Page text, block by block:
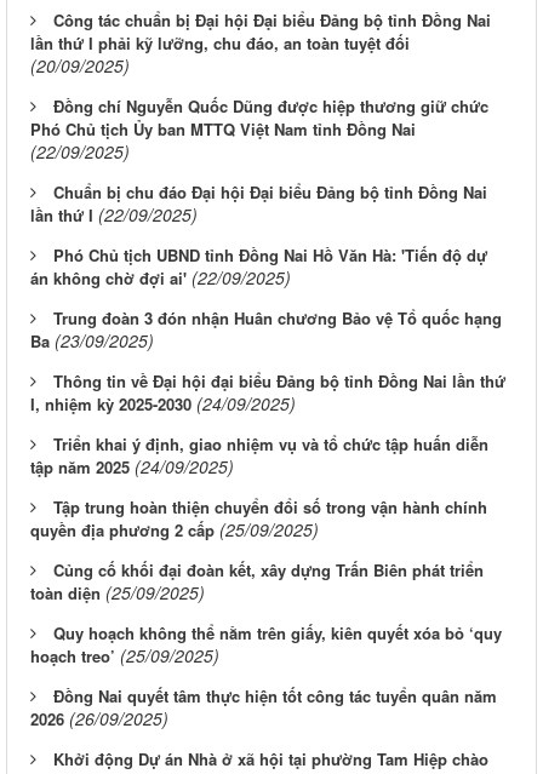
Công tác chuẩn bị Đại hội Đại biểu Đảng bộ tỉnh Đồng Nai
lần thứ I phải kỹ lưỡng, chu đáo, an toàn tuyệt đối
(20/09/2025)
Đồng chí Nguyễn Quốc Dũng được hiệp thương giữ chức
Phó Chủ tịch Ủy ban MTTQ Việt Nam tỉnh Đồng Nai
(22/09/2025)
Chuẩn bị chu đáo Đại hội Đại biểu Đảng bộ tỉnh Đồng Nai
lần thứ I (22/09/2025)
Phó Chủ tịch UBND tỉnh Đồng Nai Hồ Văn Hà: 'Tiến độ dự
án không chờ đợi ai' (22/09/2025)
Trung đoàn 3 đón nhận Huân chương Bảo vệ Tổ quốc hạng
Ba (23/09/2025)
Thông tin về Đại hội đại biểu Đảng bộ tỉnh Đồng Nai lần thứ
I, nhiệm kỳ 2025-2030 (24/09/2025)
Triển khai ý định, giao nhiệm vụ và tổ chức tập huấn diễn
tập năm 2025 (24/09/2025)
Tập trung hoàn thiện chuyển đổi số trong vận hành chính
quyền địa phương 2 cấp (25/09/2025)
Củng cố khối đại đoàn kết, xây dựng Trấn Biên phát triển
toàn diện (25/09/2025)
Quy hoạch không thể nằm trên giấy, kiên quyết xóa bỏ ‘quy
hoạch treo’ (25/09/2025)
Đồng Nai quyết tâm thực hiện tốt công tác tuyển quân năm
2026 (26/09/2025)
Khởi động Dự án Nhà ở xã hội tại phường Tam Hiệp chào